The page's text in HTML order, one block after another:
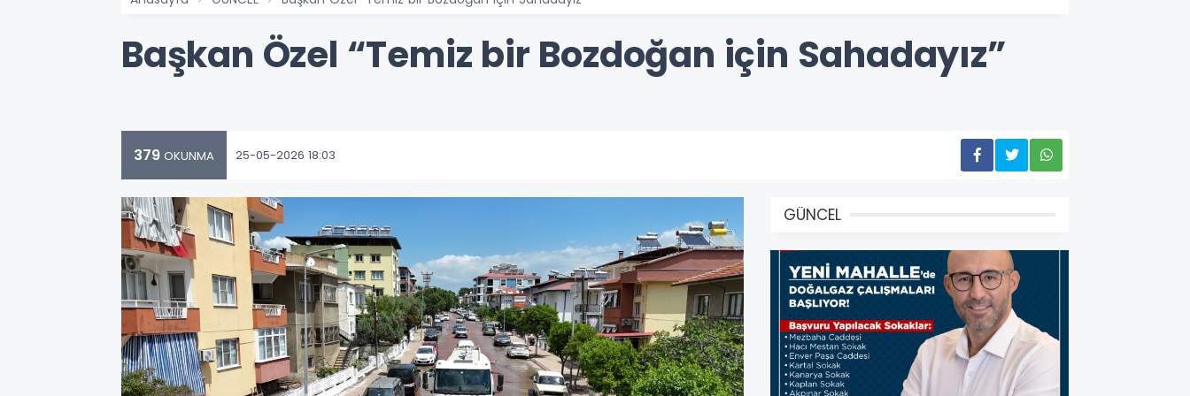
Başkan Özel “Temiz bir Bozdoğan için Sahadayız”
379 OKUNMA 25-05-2026 18:03
GÜNCEL